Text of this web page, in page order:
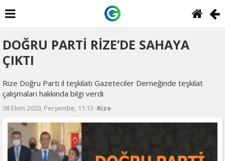
DOĞRU PARTİ RİZE’DE SAHAYA
ÇIKTI
Rize Doğru Parti il teşkilatı Gazeteciler Derneğinde teşkilat
çalışmaları hakkında bilgi verdi.
08 Ekim 2020, Perşembe, 11:13 -Rize